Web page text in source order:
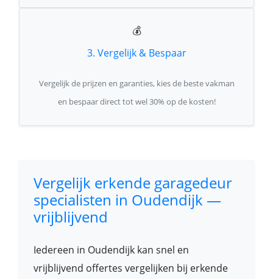
💰
3. Vergelijk & Bespaar
Vergelijk de prijzen en garanties, kies de beste vakman
en bespaar direct tot wel 30% op de kosten!
Vergelijk erkende garagedeur
specialisten in Oudendijk —
vrijblijvend
Iedereen in Oudendijk kan snel en
vrijblijvend offertes vergelijken bij erkende